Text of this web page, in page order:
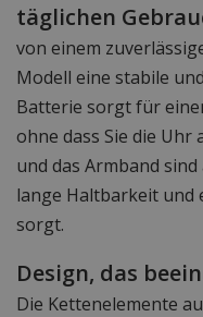
täglichen
von einem
Modell eine stabile
Batterie sorgt für
ohne dass Sie die Uhr
und das Armband
lange Haltbarkeit und
sorgt.
Design, das
Die Kettenelemente